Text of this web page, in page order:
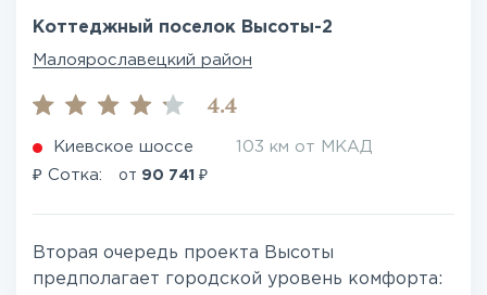
Коттеджный поселок Высоты-2
Малоярославецкий район
4.4
Киевское шоссе 103 км от МКАД
₽ Сотка: от 90 741 ₽
Вторая очередь проекта Высоты
предполагает городской уровень комфорта: